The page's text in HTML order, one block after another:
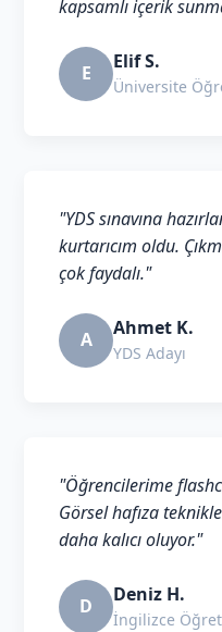
kapsamlı içerik
E Elif S.
Üniversite
"YDS sınavına
kurtarıcım oldu.
çok faydalı."
A Ahmet K.
YDS Adayı
"Öğrencilerime
Görsel hafıza
daha kalıcı oluyor."
D Deniz H.
İngilizce